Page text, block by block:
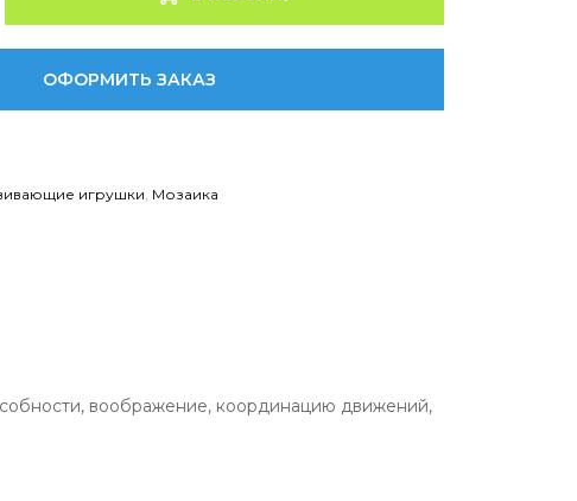
ОФОРМИТЬ ЗАКАЗ
игрушки Мозаика
воображение, координацию движений,